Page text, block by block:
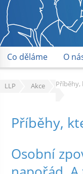
Co děláme O
LLP Akce Příběhy,
Příběhy,
Osobní